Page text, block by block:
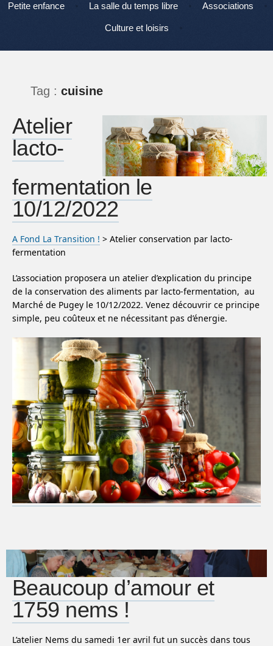
Petite enfance La salle du temps libre Associations
Culture et loisirs
Tag : cuisine
Atelier
lacto-
fermentation le
10/12/2022
A Fond La Transition ! > Atelier conservation par lacto-
fermentation
L’association proposera un atelier d’explication du principe
de la conservation des aliments par lacto-fermentation, au
Marché de Pugey le 10/12/2022. Venez découvrir ce principe
simple, peu coûteux et ne nécessitant pas d’énergie.
Beaucoup d’amour et
1759 nems !
L’atelier Nems du samedi 1er avril fut un succès dans tous